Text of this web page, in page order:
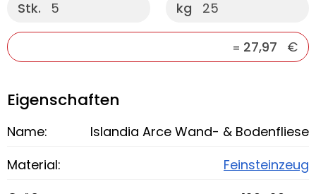
Stk.
5
kg
25
= 27,97 €
Eigenschaften
Name:
Islandia Arce Wand- & Bodenfliese
Material:
Feinsteinzeug